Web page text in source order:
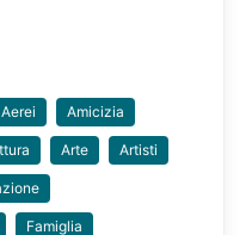
Aerei Amicizia
Arte Artisti
Famiglia